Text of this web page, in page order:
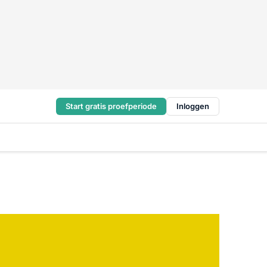
Start gratis proefperiode Inloggen